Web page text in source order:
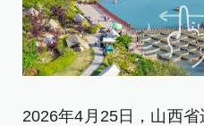
2026年4月25日，山西